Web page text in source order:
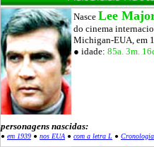
Nasce Lee
do cinema
Michigan-EUA, em
● idade: 85a. 3m.
personagens nascidas:
● em 1939 ● nos EUA ● com a letra L ● Cronologia